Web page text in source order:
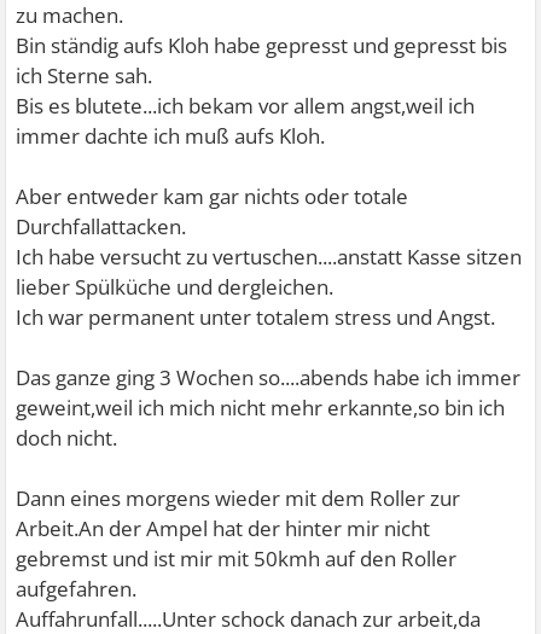
zu machen.
Bin ständig aufs Kloh habe gepresst und gepresst bis
ich Sterne sah.
Bis es blutete...ich bekam vor allem angst,weil ich
immer dachte ich muß aufs Kloh.
Aber entweder kam gar nichts oder totale
Durchfallattacken.
Ich habe versucht zu vertuschen....anstatt Kasse sitzen
lieber Spülküche und dergleichen.
Ich war permanent unter totalem stress und Angst.
Das ganze ging 3 Wochen so....abends habe ich immer
geweint,weil ich mich nicht mehr erkannte,so bin ich
doch nicht.
Dann eines morgens wieder mit dem Roller zur
Arbeit.An der Ampel hat der hinter mir nicht
gebremst und ist mir mit 50kmh auf den Roller
aufgefahren.
Auffahrunfall.....Unter schock danach zur arbeit,da